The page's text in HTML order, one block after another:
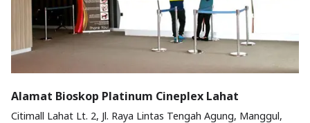
Alamat Bioskop Platinum Cineplex Lahat
Citimall Lahat Lt. 2, Jl. Raya Lintas Tengah Agung, Manggul,